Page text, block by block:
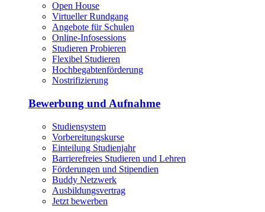
Open House
Virtueller Rundgang
Angebote für Schulen
Online-Infosessions
Studieren Probieren
Flexibel Studieren
Hochbegabtenförderung
Nostrifizierung
Bewerbung und Aufnahme
Studiensystem
Vorbereitungskurse
Einteilung Studienjahr
Barrierefreies Studieren und Lehren
Förderungen und Stipendien
Buddy Netzwerk
Ausbildungsvertrag
Jetzt bewerben